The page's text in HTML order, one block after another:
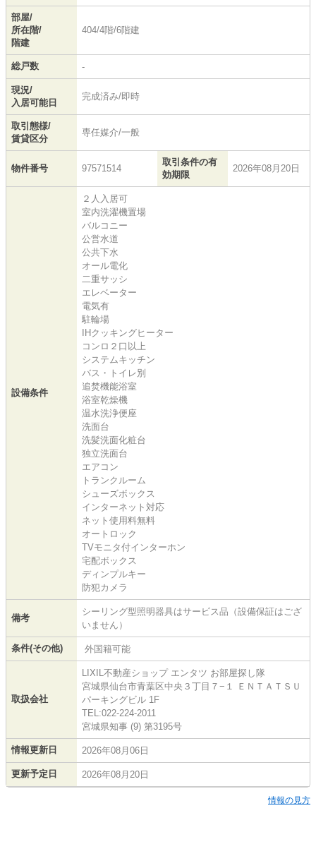
部屋/
所在階/
階建
404/4階/6階建
総戸数 -
現況/
入居可能日
完成済み/即時
取引態様/
賃貸区分
専任媒介/一般
物件番号 97571514
取引条件の有
効期限
2026年08月20日
設備条件
２人入居可
室内洗濯機置場
バルコニー
公営水道
公共下水
オール電化
二重サッシ
エレベーター
電気有
駐輪場
IHクッキングヒーター
コンロ２口以上
システムキッチン
バス・トイレ別
追焚機能浴室
浴室乾燥機
温水洗浄便座
洗面台
洗髪洗面化粧台
独立洗面台
エアコン
トランクルーム
シューズボックス
インターネット対応
ネット使用料無料
オートロック
TVモニタ付インターホン
宅配ボックス
ディンプルキー
防犯カメラ
備考
シーリング型照明器具はサービス品（設備保証はござ
いません）
条件(その他) 外国籍可能
取扱会社
LIXIL不動産ショップ エンタツ お部屋探し隊
宮城県仙台市青葉区中央３丁目７−１ ＥＮＴＡＴＳＵ
パーキングビル 1F
TEL:022-224-2011
宮城県知事 (9) 第3195号
情報更新日 2026年08月06日
更新予定日 2026年08月20日
情報の見方